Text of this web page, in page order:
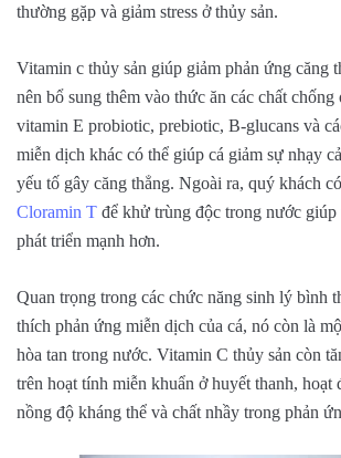
thường gặp và giảm stress ở thủy sản.
Vitamin c thủy sản giúp giảm phản ứng căng
nên bổ sung thêm vào thức ăn các chất
vitamin E probiotic, prebiotic, B-glucans và
miễn dịch khác có thể giúp cá giảm sự nhạy
yếu tố gây căng thẳng. Ngoài ra, quý khách
Cloramin T để khử trùng độc trong nước giúp
phát triển mạnh hơn.
Quan trọng trong các chức năng sinh lý bình
thích phản ứng miễn dịch của cá, nó còn là
hòa tan trong nước. Vitamin C thủy sản còn
trên hoạt tính miễn khuẩn ở huyết thanh, hoạt
nồng độ kháng thể và chất nhầy trong phản